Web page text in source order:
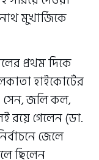
মুখার্জিকে
প্রথম দিকে
হাইকোর্টের
সেন, জলি কল,
রয়ে গেলেন (ডা.
জেলে
ছিলেন